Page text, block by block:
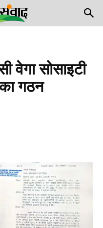
वेगा सोसाइटी
गठन